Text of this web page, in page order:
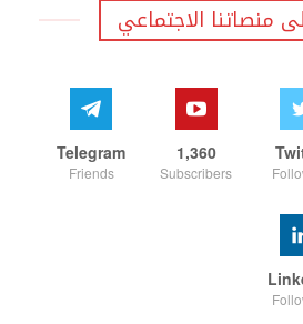
منصاتنا الاجتماعي
1,360
Subscribers
Telegram
Friends